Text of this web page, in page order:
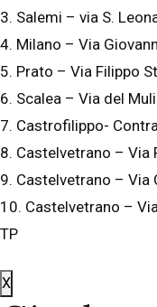
3. Salemi – via S.
4. Milano – Via
5. Prato – Via Filippo
6. Scalea – Via del
7. Castrofilippo-
8. Castelvetrano – Via
9. Castelvetrano – Via
10. Castelvetrano –
TP
X